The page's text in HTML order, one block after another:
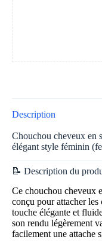
Description
Chouchou cheveux en
élégant style féminin
📝 Description du
Ce chouchou cheveux
conçu pour attacher
touche élégante et
son rendu légèrement
facilement une attache